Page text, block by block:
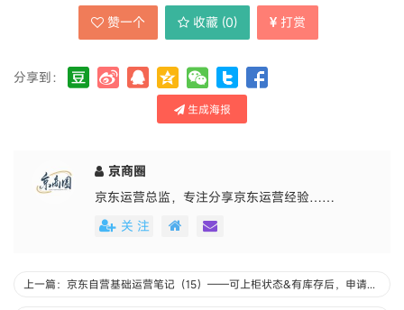
赞一个 收藏 (0) 打赏
分享到：
生成海报
京商圈
京东运营总监，专注分享京东运营经验……
关 注
上一篇：京东自营基础运营笔记（15）——可上柜状态&有库存后，申请上柜销售